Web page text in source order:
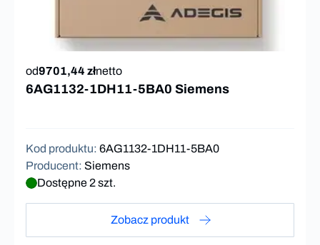
od9701,44 złnetto
6AG1132-1DH11-5BA0 Siemens
Kod produktu: 6AG1132-1DH11-5BA0
Producent: Siemens
Dostępne 2 szt.
Zobacz produkt